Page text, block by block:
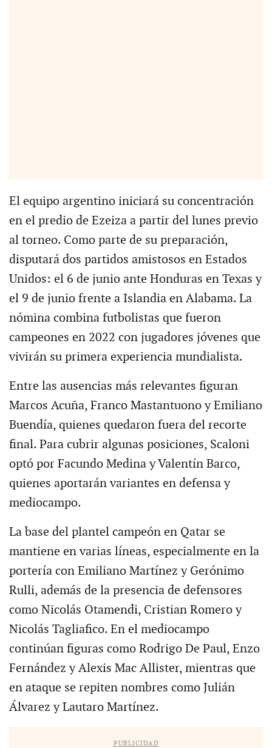
El equipo argentino iniciará su concentración
en el predio de Ezeiza a partir del lunes previo
al torneo. Como parte de su preparación,
disputará dos partidos amistosos en Estados
Unidos: el 6 de junio ante Honduras en Texas y
el 9 de junio frente a Islandia en Alabama. La
nómina combina futbolistas que fueron
campeones en 2022 con jugadores jóvenes que
vivirán su primera experiencia mundialista.
Entre las ausencias más relevantes figuran
Marcos Acuña, Franco Mastantuono y Emiliano
Buendía, quienes quedaron fuera del recorte
final. Para cubrir algunas posiciones, Scaloni
optó por Facundo Medina y Valentín Barco,
quienes aportarán variantes en defensa y
mediocampo.
La base del plantel campeón en Qatar se
mantiene en varias líneas, especialmente en la
portería con Emiliano Martínez y Gerónimo
Rulli, además de la presencia de defensores
como Nicolás Otamendi, Cristian Romero y
Nicolás Tagliafico. En el mediocampo
continúan figuras como Rodrigo De Paul, Enzo
Fernández y Alexis Mac Allister, mientras que
en ataque se repiten nombres como Julián
Álvarez y Lautaro Martínez.
PUBLICIDAD